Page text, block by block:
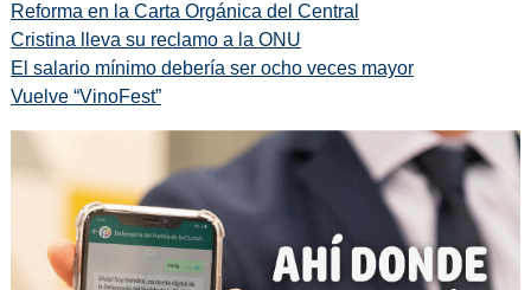
Reforma en la Carta Orgánica del Central
Cristina lleva su reclamo a la ONU
El salario mínimo debería ser ocho veces mayor
Vuelve “VinoFest”